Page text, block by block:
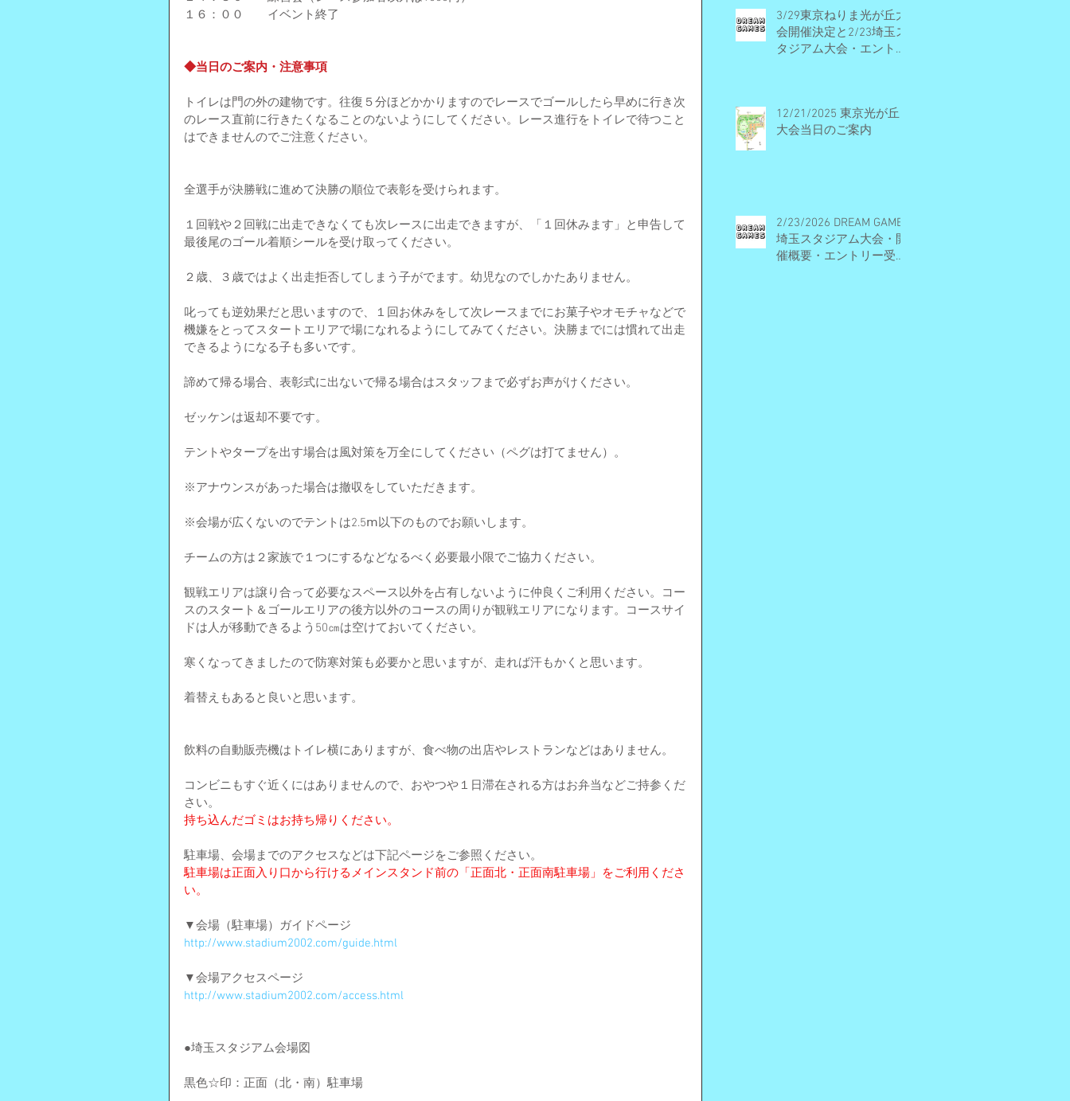
１６：００　　イベント終了
◆当日のご案内・注意事項
トイレは門の外の建物です。往復５分ほどかかりますのでレースでゴールしたら早めに行き次
のレース直前に行きたくなることのないようにしてください。レース進行をトイレで待つこと
はできませんのでご注意ください。
全選手が決勝戦に進めて決勝の順位で表彰を受けられます。
１回戦や２回戦に出走できなくても次レースに出走できますが、「１回休みます」と申告して
最後尾のゴール着順シールを受け取ってください。
２歳、３歳ではよく出走拒否してしまう子がでます。幼児なのでしかたありません。
叱っても逆効果だと思いますので、１回お休みをして次レースまでにお菓子やオモチャなどで
機嫌をとってスタートエリアで場になれるようにしてみてください。決勝までには慣れて出走
できるようになる子も多いです。
諦めて帰る場合、表彰式に出ないで帰る場合はスタッフまで必ずお声がけください。
ゼッケンは返却不要です。
テントやタープを出す場合は風対策を万全にしてください（ペグは打てません）。
※アナウンスがあった場合は撤収をしていただきます。
※会場が広くないのでテントは2.5ⅿ以下のものでお願いします。
チームの方は２家族で１つにするなどなるべく必要最小限でご協力ください。
観戦エリアは譲り合って必要なスペース以外を占有しないように仲良くご利用ください。コー
スのスタート＆ゴールエリアの後方以外のコースの周りが観戦エリアになります。コースサイ
ドは人が移動できるよう50㎝は空けておいてください。
寒くなってきましたので防寒対策も必要かと思いますが、走れば汗もかくと思います。
着替えもあると良いと思います。
飲料の自動販売機はトイレ横にありますが、食べ物の出店やレストランなどはありません。
コンビニもすぐ近くにはありませんので、おやつや１日滞在される方はお弁当などご持参くだ
さい。
持ち込んだゴミはお持ち帰りください。
駐車場、会場までのアクセスなどは下記ページをご参照ください。
駐車場は正面入り口から行けるメインスタンド前の「正面北・正面南駐車場」をご利用くださ
い。
▼会場（駐車場）ガイドページ
http://www.stadium2002.com/guide.html
▼会場アクセスページ
http://www.stadium2002.com/access.html
●埼玉スタジアム会場図
黒色☆印：正面（北・南）駐車場
3/29東京ねりま光が丘大
会開催決定と2/23埼玉ス
タジアム大会・エントリ
12/21/2025 東京光が丘
大会当日のご案内
2/23/2026 DREAM GAMES
埼玉スタジアム大会・開
催概要・エントリー受付